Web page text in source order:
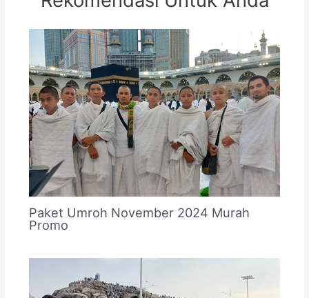
Paket Umroh November 2024 Murah
Promo